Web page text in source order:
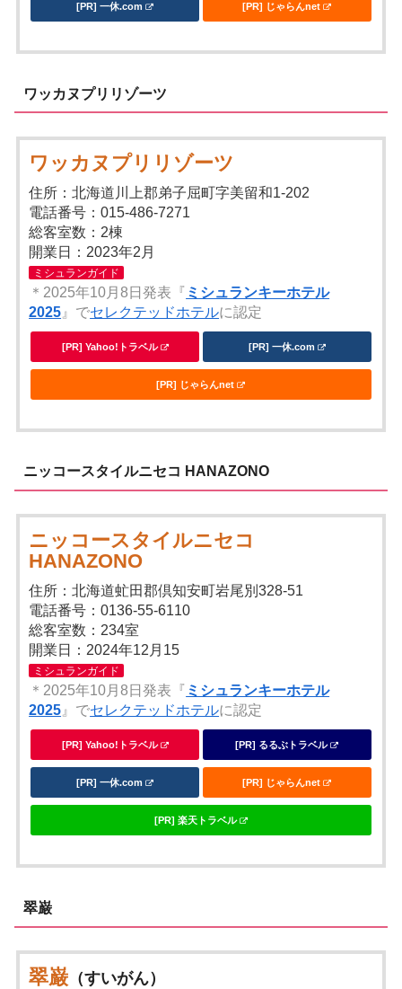
[PR] 一休.com [PR] じゃらんnet
ワッカヌプリリゾーツ
ワッカヌプリリゾーツ
住所：北海道川上郡弟子屈町字美留和1-202
電話番号：015-486-7271
総客室数：2棟
開業日：2023年2月
ミシュランガイド
＊2025年10月8日発表『 ミシュランキーホテル
2025 』でセレクテッドホテルに認定
[PR] Yahoo!トラベル [PR] 一休.com
[PR] じゃらんnet
ニッコースタイルニセコ HANAZONO
ニッコースタイルニセコ
HANAZONO
住所：北海道虻田郡倶知安町岩尾別328-51
電話番号：0136-55-6110
総客室数：234室
開業日：2024年12月15
ミシュランガイド
＊2025年10月8日発表『 ミシュランキーホテル
2025 』でセレクテッドホテルに認定
[PR] Yahoo!トラベル [PR] るるぶトラベル
[PR] 一休.com [PR] じゃらんnet
[PR] 楽天トラベル
翠巌
翠巌 （すいがん）